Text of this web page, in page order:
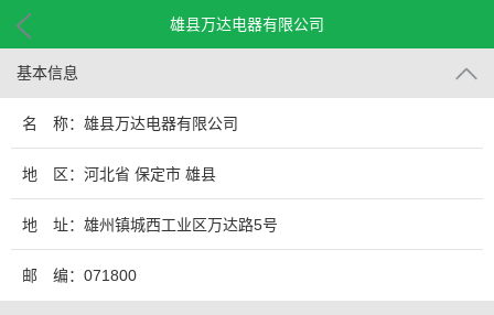
雄县万达电器有限公司
基本信息
名 称：雄县万达电器有限公司
地 区：河北省 保定市 雄县
地 址：雄州镇城西工业区万达路5号
邮 编：071800